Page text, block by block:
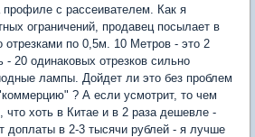
с рассеивателем. Как я
ограничений, продавец посылает в
отрезками по 0,5м. 10 Метров - это 2
- 20 одинаковых отрезков сильно
лампы. Дойдет ли это без проблем
? А если усмотрит, то чем
что хоть в Китае и в 2 раза дешевле -
доплаты в 2-3 тысячи рублей - я лучше